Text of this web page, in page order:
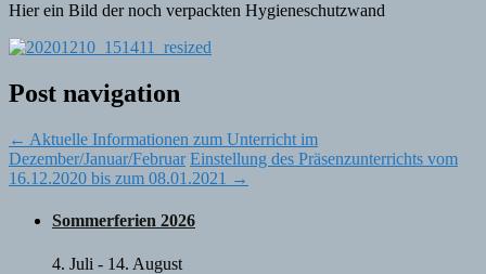
Hier ein Bild der noch verpackten Hygieneschutzwand
Post navigation
← Aktuelle Informationen zum Unterricht im
Dezember/Januar/Februar Einstellung des Präsenzunterrichts vom
16.12.2020 bis zum 08.01.2021 →
Sommerferien 2026
4. Juli - 14. August